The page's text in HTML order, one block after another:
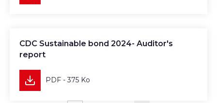
Télécharger
CDC Sustainable bond 2024- Auditor's
report
PDF - 375 Ko